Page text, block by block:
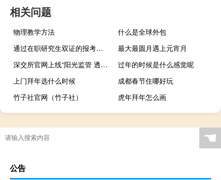
相关问题
物理教学方法
什么是全球外包
通过在职研究生双证的报考方式学习算学历吗
最大最圆月遇上元宵月
深交所官网上线“阳光监管 透明服务”专栏
过年的时候是什么感觉呢
上门拜年选什么时候
成都春节住哪好玩
竹子社官网（竹子社）
虎年拜年怎么画
☚
公告